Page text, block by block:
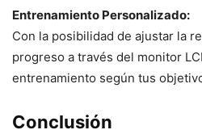
Entrenamiento Personalizado:
Con la posibilidad de ajustar la
progreso a través del monitor
entrenamiento según tus
Conclusión